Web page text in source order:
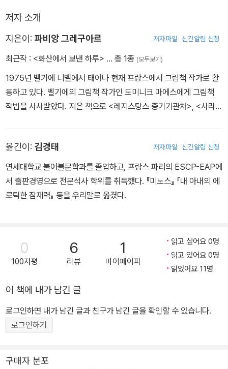
아는 화산학자들과 함께 에트나 화산의 이모저모를 구경한다. 화산을
단지 두려움의 대상으로 인식했던 실비아는 자연이 만들어낸 아름다
다.
'물구나무 그림책' 시리즈의 여섯번째 권. 유럽에서 가장 크고 활동적
인 화산인 이탈리아 시칠리아 섬의 에트나 화산 폭발을 소재로 하여,
저자 소개
지은이: 파비앙 그레구아르 저자파일 신간알림 신청
최근작 : <화산에서 보낸 하루> … 총 1종 (모두보기)
1975년 벨기에 니벨에서 태어나 현재 프랑스에서 그림책 작가로 활
동하고 있다. 벨기에의 그림책 작가인 도미니크 마에스에게 그림책
작법을 사사받았다. 지은 책으로 <레지스탕스 증기기관차>, <사라진
옮긴이: 김경태 저자파일 신간알림 신청
연세대학교 불어불문학과를 졸업하고, 프랑스 파리의 ESCP-EAP에
서 출판경영으로 전문석사 학위를 취득했다. 『미노스』 『내 아내의 에
로틱한 잠재력』 등을 우리말로 옮겼다.
0
100자평
6
리뷰
1
마이페이퍼
읽고 싶어요 0명
읽고 있어요 0명
읽었어요 11명
이 책에 내가 남긴 글
로그인하면 내가 남긴 글과 친구가 남긴 글을 확인할 수 있습니다.
로그인하기
구매자 분포